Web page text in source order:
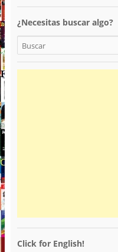
¿Necesitas buscar algo?
Click for English!